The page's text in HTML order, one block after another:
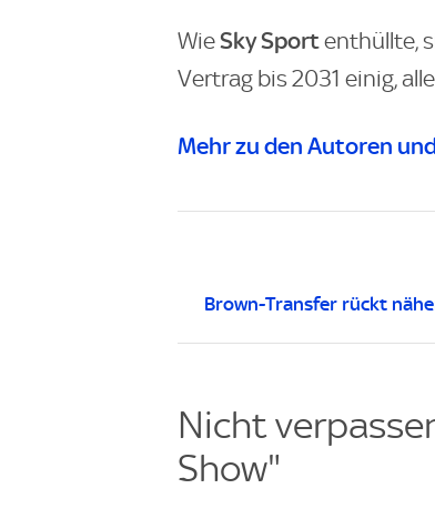
WieSky Sportenthüllte,
Vertrag bis 2031 einig,
Mehr zu den Autoren
Brown-Transfer rückt
Nicht
Show"